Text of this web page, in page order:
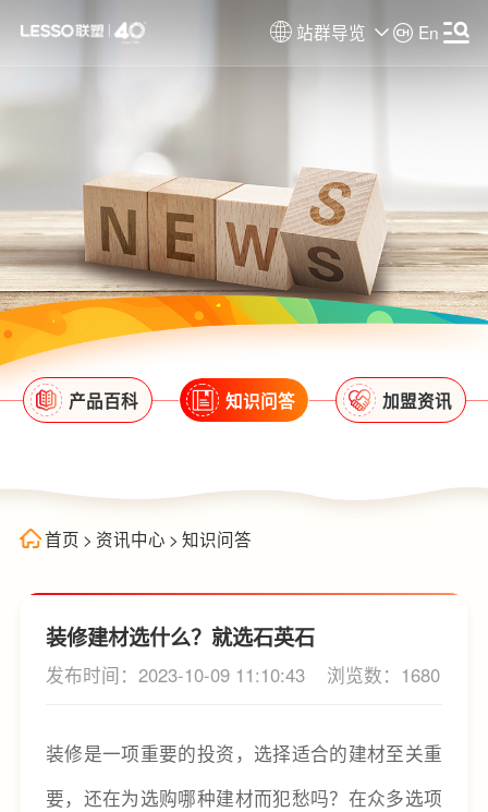
站群导览 En
产品百科 知识问答 加盟资讯
首页 > 资讯中心 > 知识问答
装修建材选什么？就选石英石
发布时间：2023-10-09 11:10:43 浏览数：1680
装修是一项重要的投资，选择适合的建材至关重
要，还在为选购哪种建材而犯愁吗？在众多选项